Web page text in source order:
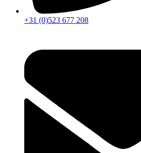
+31 (0)523 677 208